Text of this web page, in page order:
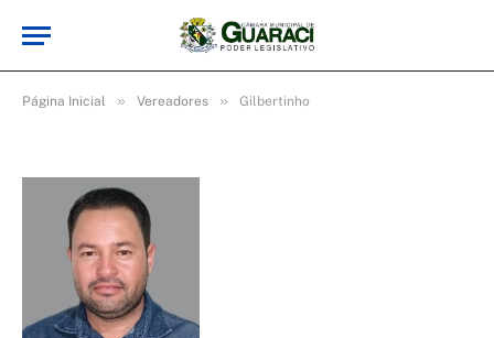
Página Inicial » Vereadores » Gilbertinho
2 de maio de 2025